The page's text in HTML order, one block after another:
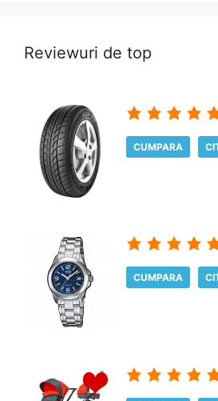
Reviewuri de top
CUMPARA
CUMPARA